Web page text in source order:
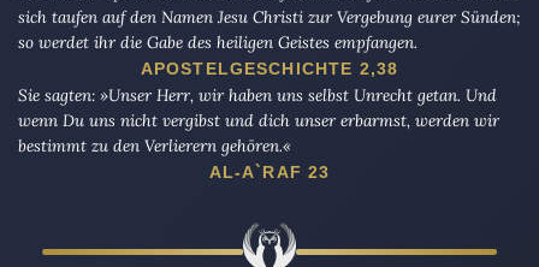
sich taufen auf den Namen Jesu Christi zur Vergebung eurer Sünden;
so werdet ihr die Gabe des heiligen Geistes empfangen.
APOSTELGESCHICHTE 2,38
Sie sagten: »Unser Herr, wir haben uns selbst Unrecht getan. Und
wenn Du uns nicht vergibst und dich unser erbarmst, werden wir
bestimmt zu den Verlierern gehören.«
AL-A`RAF 23